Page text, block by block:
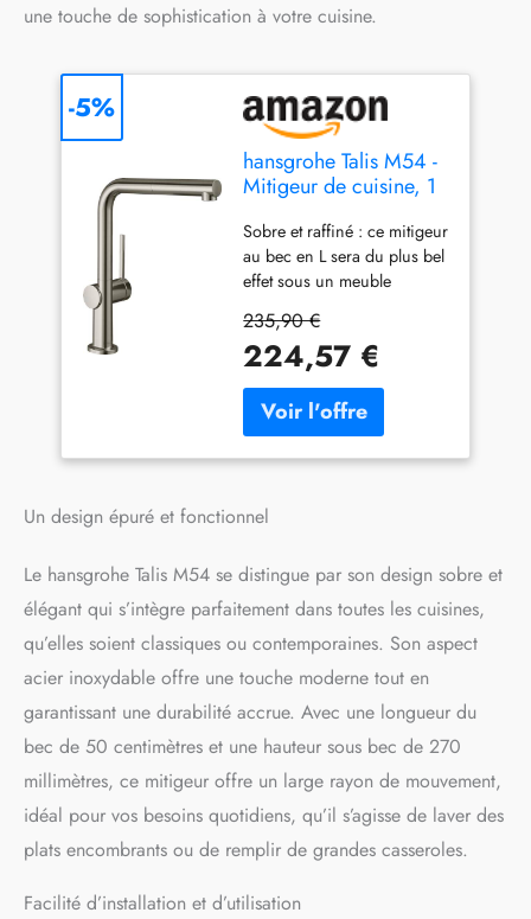
une touche de sophistication à votre cuisine.
hansgrohe Talis M54 -
Mitigeur de cuisine, 1
hauteur sous bec 270
mm, Robinetterie avec
bec pivotant, Aspect
acier inox, 72808800
Sobre et raffiné : ce mitigeur
au bec en L sera du plus bel
effet sous un meuble
finition de qualité, très
résistante à l'usure et aux
spécial (PVD) Une plus
grande liberté de
mouvement : 265 mm
l’évier et bec déverseur
orientable 4 positions (60°,
confort : avec douchette
extractible pour un plus
grand rayon d’action et un
rinçage ciblé des fruits et
légumes Jet puissant :
jusqu’à 7 l/mn sous 3 bars
de pression, pour remplir
rapidement même les
grands fait-tout Fixation
magnétique : toujours sous
la main, la douchette
extractible se fixe au milieu
(hansgrohe MagFit)
235,90 €
224,57 €
-5%
Un design épuré et fonctionnel
Le hansgrohe Talis M54 se distingue par son design sobre et
élégant qui s’intègre parfaitement dans toutes les cuisines,
qu’elles soient classiques ou contemporaines. Son aspect
acier inoxydable offre une touche moderne tout en
garantissant une durabilité accrue. Avec une longueur du
bec de 50 centimètres et une hauteur sous bec de 270
millimètres, ce mitigeur offre un large rayon de mouvement,
idéal pour vos besoins quotidiens, qu’il s’agisse de laver des
plats encombrants ou de remplir de grandes casseroles.
Facilité d’installation et d’utilisation